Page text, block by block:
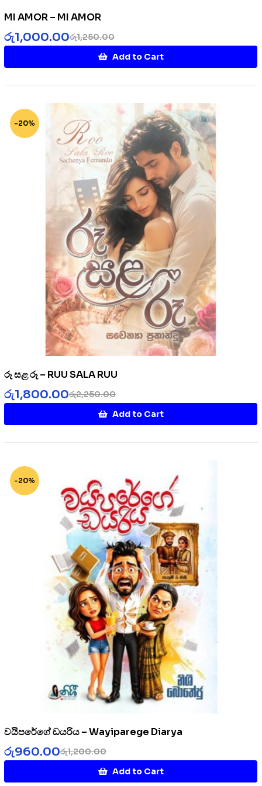
MI AMOR – MI AMOR
රු1,250.00
රු1,000.00
Add to Cart
-20%
රූ සළ රූ – RUU SALA RUU
රු2,250.00
රු1,800.00
Add to Cart
-20%
වයිපරේගේ ඩයරිය – Wayiparege Diarya
රු1,200.00
රු960.00
Add to Cart